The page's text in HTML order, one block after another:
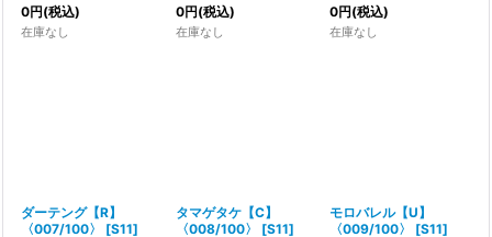
0円(税込)
在庫なし
0円(税込)
在庫なし
0円(税込)
在庫なし
ダーテング【R】
〈007/100〉
[S11]
タマゲタケ【C】
〈008/100〉
[S11]
モロバレル【U】
〈009/100〉
[S11]